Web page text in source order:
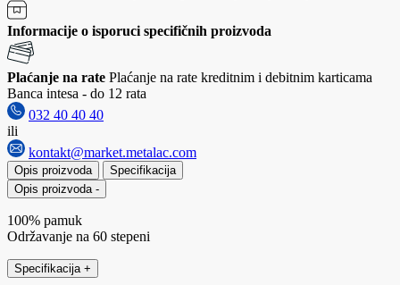
Informacije o isporuci specifičnih proizvoda
Plaćanje na rate Plaćanje na rate kreditnim i debitnim karticama
Banca intesa - do 12 rata
032 40 40 40
ili
kontakt@market.metalac.com
Opis proizvoda
Specifikacija
Opis proizvoda -
100% pamuk
Održavanje na 60 stepeni
Specifikacija +